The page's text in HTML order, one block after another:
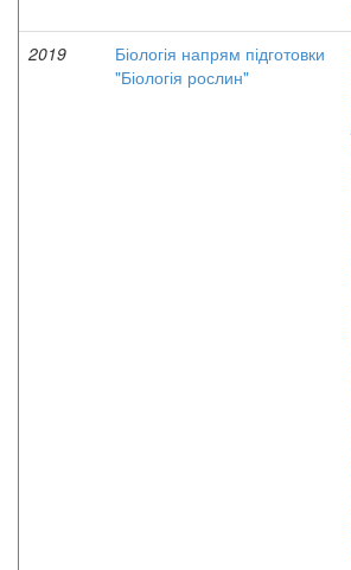
2019
Біологія напрям підготовки
"Біологія рослин"